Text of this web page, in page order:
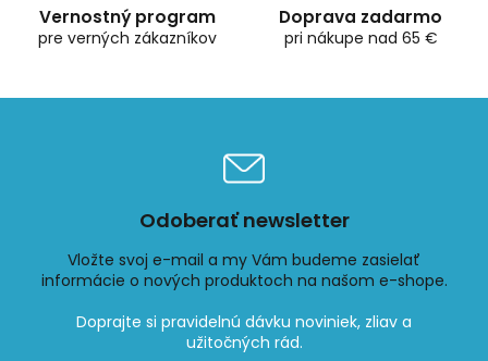
s
Vernostný program
pre verných zákazníkov
Doprava zadarmo
pri nákupe nad 65 €
Odoberať newsletter
Vložte svoj e-mail a my Vám budeme zasielať
informácie o nových produktoch na našom e-shope.